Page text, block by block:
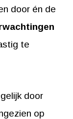
door én de
te
door
op